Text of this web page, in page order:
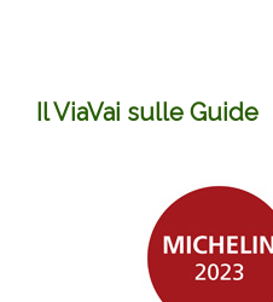
Il ViaVai sulle Guide